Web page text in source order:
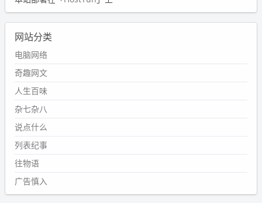
网站分类
电脑网络
奇趣网文
人生百味
杂七杂八
说点什么
列表纪事
往物语
广告慎入